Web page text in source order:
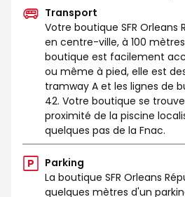
Transport
Votre boutique SFR Orleans
en centre-ville, à 100
boutique est facilement
ou même à pied, elle est
tramway A et les lignes de
42. Votre boutique se
proximité de la piscine
quelques pas de la Fnac.
Parking
La boutique SFR Orleans
quelques mètres d'un